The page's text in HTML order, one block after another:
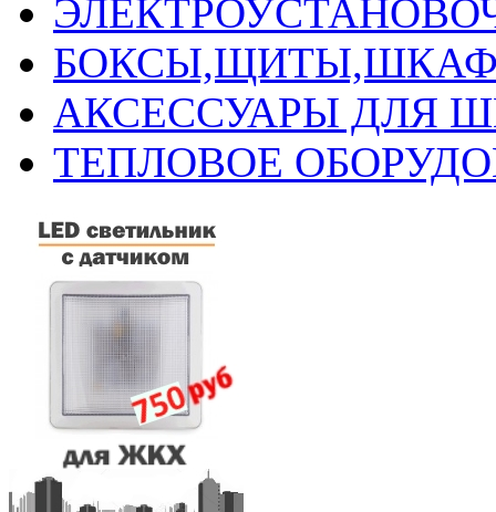
АКСЕССУАРЫ ДЛЯ
ТЕПЛОВОЕ